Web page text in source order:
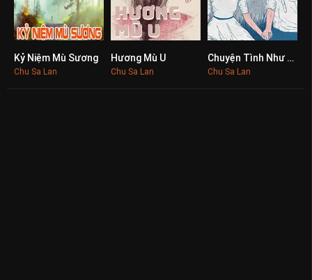
0
Kỷ Niệm Mù Sương
Chu Sa Lan
Hương Mù U
Chu Sa Lan
0
Chuyện Tình Như Ở Trong Mơ
Chu Sa Lan